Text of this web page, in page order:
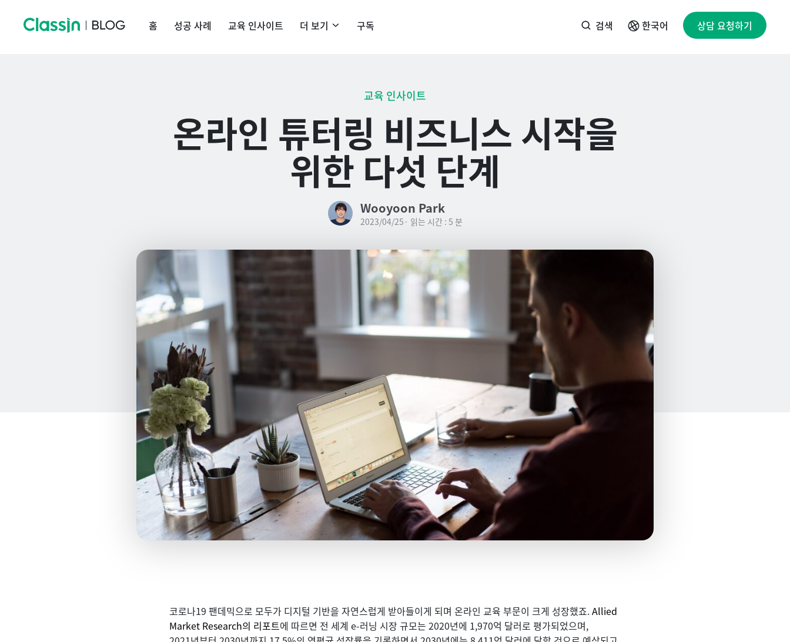
홈 성공 사례 교육 인사이트 더 보기 구독 검색 한국어 상담 요청하기
교육 인사이트
온라인 튜터링 비즈니스 시작을
위한 다섯 단계
Wooyoon Park
2023/04/25· 읽는 시간 : 5 분
코로나19 팬데믹으로 모두가 디지털 기반을 자연스럽게 받아들이게 되며 온라인 교육 부문이 크게 성장했죠.Allied
Market Research의 리포트에 따르면 전 세계 e-러닝 시장 규모는 2020년에 1,970억 달러로 평가되었으며,